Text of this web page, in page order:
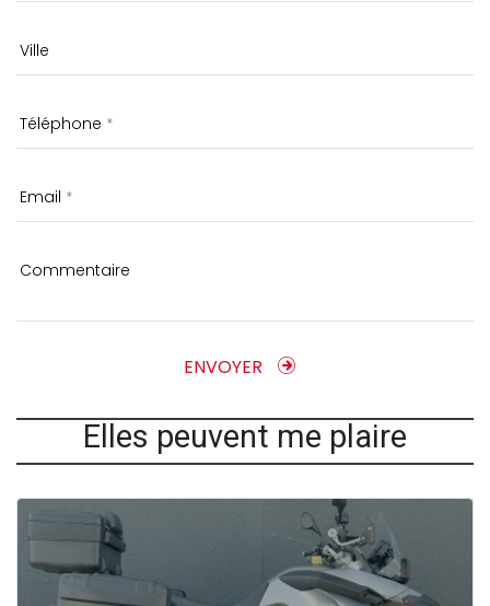
Ville
Téléphone
Email
Commentaire
ENVOYER
Elles peuvent me plaire